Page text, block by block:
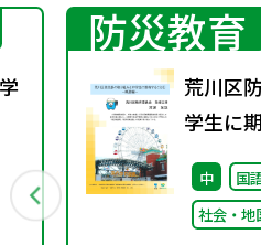
防災教育
荒川区
学生に
概要編
中 国
社会・地